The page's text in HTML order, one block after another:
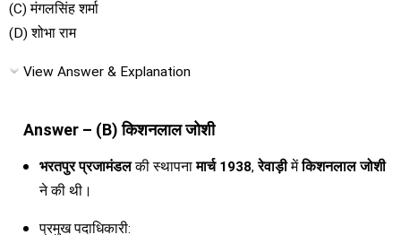
(C) मंगलसिंह शर्मा
(D) शोभा राम
View Answer & Explanation
Answer – (B) किशनलाल जोशी
भरतपुर प्रजामंडलकी स्थापनामार्च 1938,रेवाड़ीमेंकिशनलाल जोशी
ने की थी।
प्रमुख पदाधिकारी: